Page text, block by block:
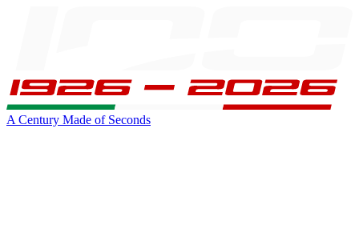
A Century Made of Seconds